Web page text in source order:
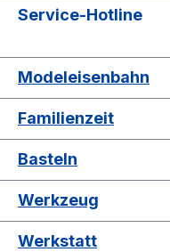
Service-Hotline
Modeleisenbahn
Familienzeit
Basteln
Werkzeug
Werkstatt